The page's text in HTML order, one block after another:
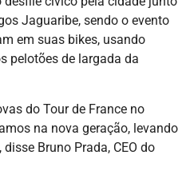
Jaguaribe, sendo o evento
em suas bikes, usando
pelotões de largada da
do Tour de France no
na nova geração, levando
Bruno Prada, CEO do